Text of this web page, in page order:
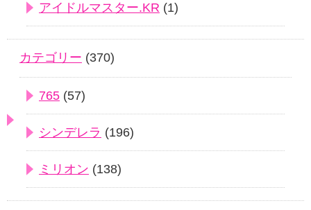
アイドルマスター.KR (1)
カテゴリー (370)
765 (57)
シンデレラ (196)
ミリオン (138)